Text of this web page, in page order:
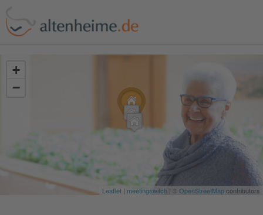
+
−
Leaflet | meetingswitch | ©OpenStreetMapcontributors